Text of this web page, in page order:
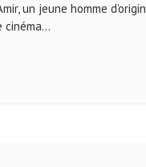
un jeune homme